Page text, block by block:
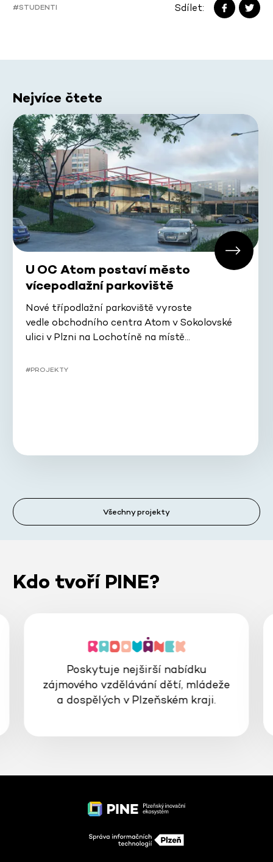
#STUDENTI Sdílet:
Nejvíce čtete
U OC Atom postaví město
vícepodlažní parkoviště
Nové třípodlažní parkoviště vyroste
vedle obchodního centra Atom v Sokolovské
ulici v Plzni na Lochotíně na místě…
#PROJEKTY
Všechny projekty
Kdo tvoří PINE?
Poskytuje nejširší nabídku
zájmového vzdělávání dětí, mládeže
a dospělých v Plzeňském kraji.